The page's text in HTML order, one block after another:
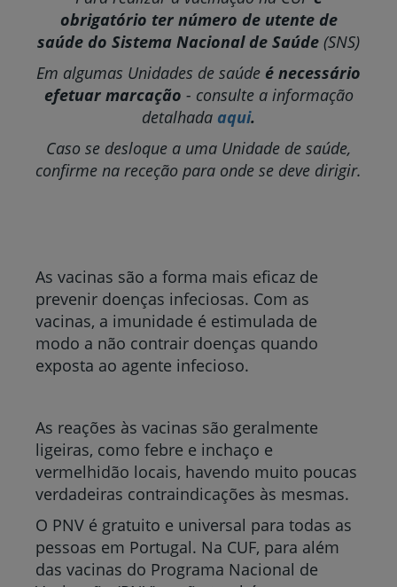
obrigatório ter número de utente de
saúde do Sistema Nacional de Saúde (SNS)
Em algumas Unidades de saúde é necessário
efetuar marcação - consulte a informação
detalhada aqui.
Caso se desloque a uma Unidade de saúde,
confirme na receção para onde se deve dirigir.
As vacinas são a forma mais eficaz de
prevenir doenças infeciosas. Com as
vacinas, a imunidade é estimulada de
modo a não contrair doenças quando
exposta ao agente infecioso.
As reações às vacinas são geralmente
ligeiras, como febre e inchaço e
vermelhidão locais, havendo muito poucas
verdadeiras contraindicações às mesmas.
O PNV é gratuito e universal para todas as
pessoas em Portugal. Na CUF, para além
das vacinas do Programa Nacional de